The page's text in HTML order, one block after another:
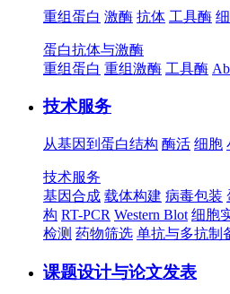
重组蛋白 激酶 抗体 工具酶
蛋白抗体与激酶
重组蛋白 重组激酶 工具酶
技术服务
从基因到蛋白结构 酶活 细胞
技术服务
基因合成 载体构建 病毒包装
构 RT-PCR Western Blot 细胞
检测 药物筛选 单抗与多抗制
课题设计与论文发表